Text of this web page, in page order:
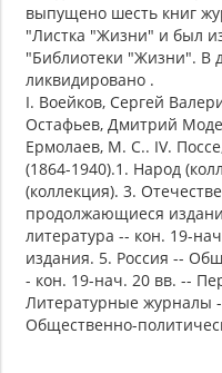
выпущено шесть книг
"Листка "Жизни" и был
"Библиотеки "Жизни". В
ликвидировано .
I. Воейков, Сергей
Остафьев, Дмитрий
Ермолаев, М. С.. IV.
(1864-1940).1. Народ
(коллекция). 3.
продолжающиеся
литература -- кон. 19-
издания. 5. Россия --
- кон. 19-нач. 20 вв. --
Литературные журналы
Общественно-